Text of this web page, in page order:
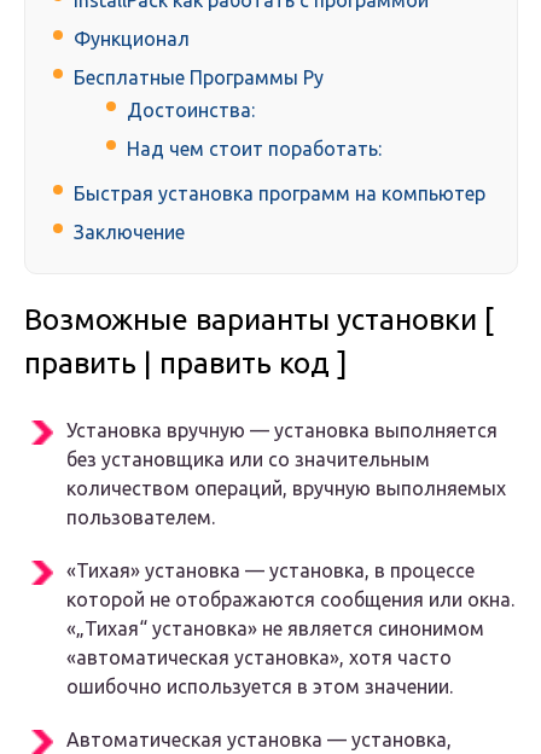
Функционал
Бесплатные Программы Ру
Достоинства:
Над чем стоит поработать:
Быстрая установка программ на компьютер
Заключение
Возможные варианты установки [
править | править код ]
Установка вручную — установка выполняется
без установщика или со значительным
количеством операций, вручную выполняемых
пользователем.
«Тихая» установка — установка, в процессе
которой не отображаются сообщения или окна.
«„Тихая“ установка» не является синонимом
«автоматическая установка», хотя часто
ошибочно используется в этом значении.
Автоматическая установка — установка,